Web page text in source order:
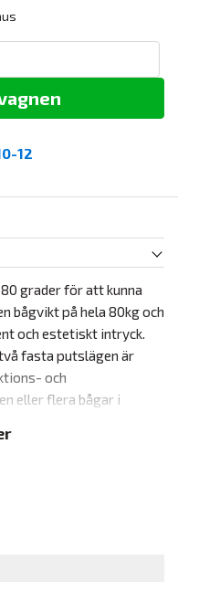
12
grader för att kunna
bågvikt på hela 80kg och
och estetiskt intryck.
fasta putslägen är
och
eller flera bågar i
550kg/m3. Hög
3 lager